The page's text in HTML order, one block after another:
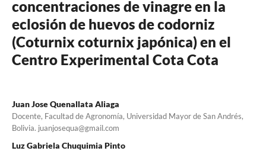
concentraciones de vinagre en la
eclosión de huevos de codorniz
(Coturnix coturnix japónica) en el
Centro Experimental Cota Cota
Juan Jose Quenallata Aliaga
Docente, Facultad de Agronomía, Universidad Mayor de San Andrés,
Bolivia. juanjosequa@gmail.com
Luz Gabriela Chuquimia Pinto